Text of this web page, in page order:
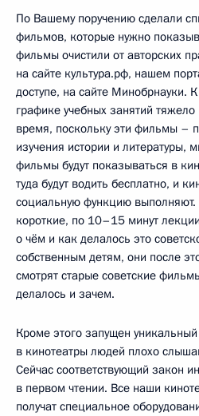
По Вашему поручению сделали
фильмов, которые нужно
фильмы очистили от авторских
на сайте культура.рф, нашем
доступе, на сайте Минобрнауки.
графике учебных занятий
время, поскольку эти фильмы –
изучения истории и литературы,
фильмы будут показываться в
туда будут водить бесплатно, и
социальную функцию
короткие, по 10–15 минут
о чём и как делалось это
собственным детям, они после
смотрят старые советские
делалось и зачем.
Кроме этого запущен уникальный
в кинотеатры людей плохо
Сейчас соответствующий закон
в первом чтении. Все наши
получат специальное